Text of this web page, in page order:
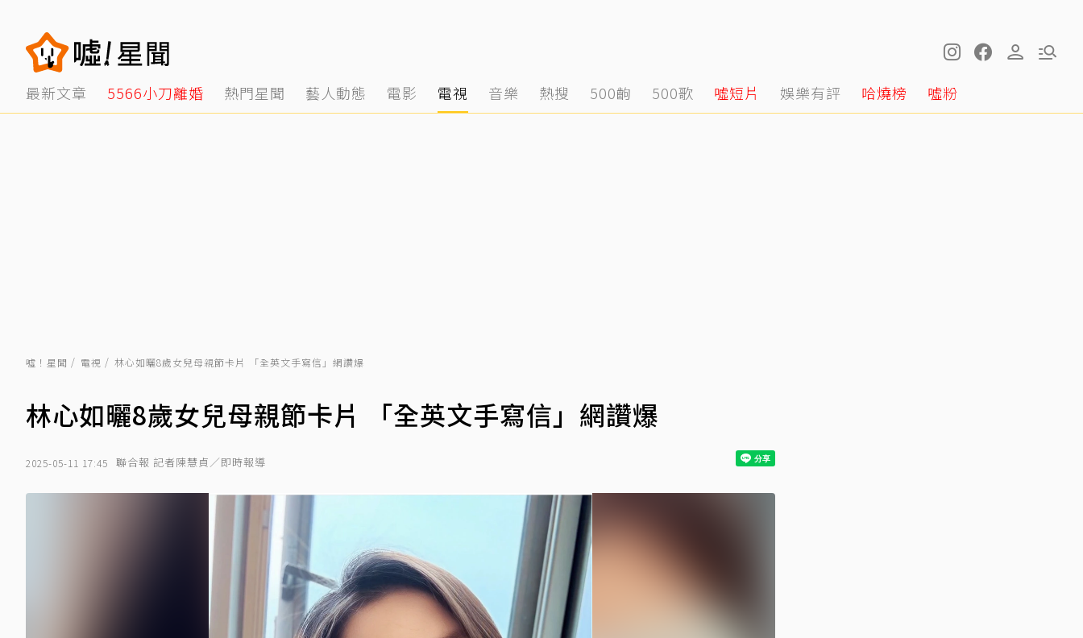
最新文章 5566小刀離婚 熱門星聞 藝人動態 電影 電視 音樂 熱搜 500齣 500歌 噓短片 娛樂有評 哈燒榜 噓粉
噓！星聞 電視 林心如曬8歲女兒母親節卡片 「全英文手寫信」網讚爆
林心如曬8歲女兒母親節卡片 「全英文手寫信」網讚爆
2025-05-11 17:45 聯合報 記者陳慧貞／即時報導